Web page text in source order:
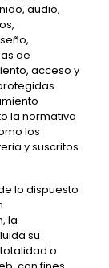
audio,
de
acceso y
la normativa
los
y suscritos
lo dispuesto
la
su
o